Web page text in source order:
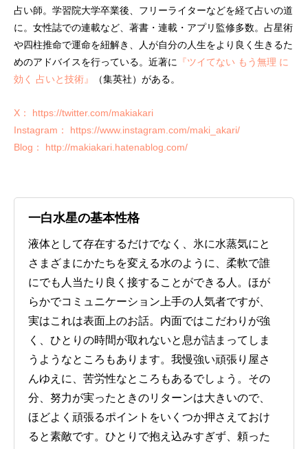
占い師。学習院大学卒業後、フリーライターなどを経て占いの道
に。女性誌での連載など、著書・連載・アプリ監修多数。占星術
や四柱推命で運命を紐解き、人が自分の人生をより良く生きるた
めのアドバイスを行っている。近著に
『ツイてない もう無理 に
効く 占いと技術』
（集英社）がある。
X： https://twitter.com/makiakari
Instagram： https://www.instagram.com/maki_akari/
Blog： http://makiakari.hatenablog.com/
一白水星の基本性格
液体として存在するだけでなく、氷に水蒸気にと
さまざまにかたちを変える水のように、柔軟で誰
にでも人当たり良く接することができる人。ほが
らかでコミュニケーション上手の人気者ですが、
実はこれは表面上のお話。内面ではこだわりが強
く、ひとりの時間が取れないと息が詰まってしま
うようなところもあります。我慢強い頑張り屋さ
んゆえに、苦労性なところもあるでしょう。その
分、努力が実ったときのリターンは大きいので、
ほどよく頑張るポイントをいくつか押さえておけ
ると素敵です。ひとりで抱え込みすぎず、頼った